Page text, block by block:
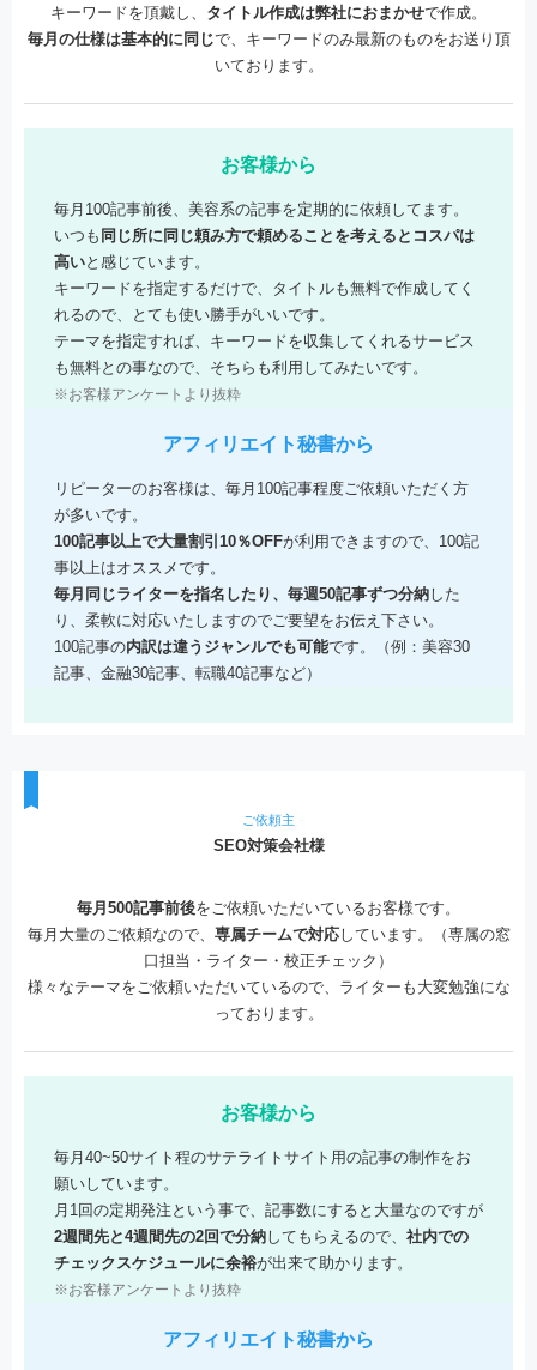
キーワードを頂戴し、 タイトル作成は弊社におまかせで作成。
毎月の仕様は基本的に同じで、キーワードのみ最新のものをお送り頂
いております。
お客様から
毎月100記事前後、美容系の記事を定期的に依頼してます。
いつも 同じ所に同じ頼み方で頼めることを考えるとコスパは
高いと感じています。
キーワードを指定するだけで、タイトルも無料で作成してく
れるので、とても使い勝手がいいです。
テーマを指定すれば、キーワードを収集してくれるサービス
も無料との事なので、そちらも利用してみたいです。
※お客様アンケートより抜粋
アフィリエイト秘書から
リピーターのお客様は、毎月100記事程度ご依頼いただく方
が多いです。
100記事以上で大量割引10％OFFが利用できますので、100記
事以上はオススメです。
毎月同じライターを指名したり、毎週50記事ずつ分納した
り、柔軟に対応いたしますのでご要望をお伝え下さい。
100記事の内訳は違うジャンルでも可能です。（例：美容30
記事、金融30記事、転職40記事など）
ご依頼主
SEO対策会社様
毎月500記事前後をご依頼いただいているお客様です。
毎月大量のご依頼なので、 専属チームで対応しています。（専属の窓
口担当・ライター・校正チェック）
様々なテーマをご依頼いただいているので、ライターも大変勉強にな
っております。
お客様から
毎月40~50サイト程のサテライトサイト用の記事の制作をお
願いしています。
月1回の定期発注という事で、記事数にすると大量なのですが
2週間先と4週間先の2回で分納してもらえるので、 社内での
チェックスケジュールに余裕が出来て助かります。
※お客様アンケートより抜粋
アフィリエイト秘書から